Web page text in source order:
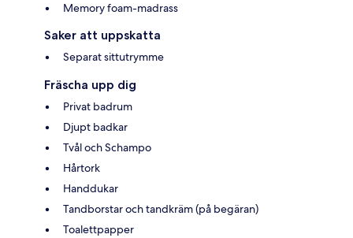
Memory foam-madrass
Saker att uppskatta
Separat sittutrymme
Fräscha upp dig
Privat badrum
Djupt badkar
Tvål och Schampo
Hårtork
Handdukar
Tandborstar och tandkräm (på begäran)
Toalettpapper